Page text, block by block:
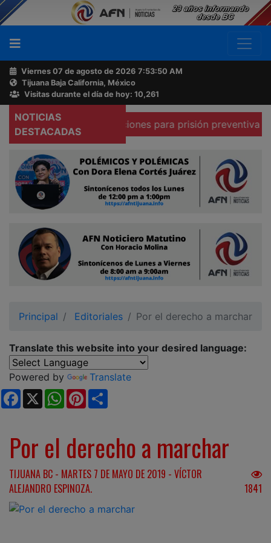
Viernes 07 de agosto de 2026 7:53:51 AM
Tijuana Baja California, México
Visitas durante el día de hoy: 10,261
NOTICIAS
DESTACADAS
existen condiciones para prisión preventiva
Principal Editoriales Por el derecho a marchar
Translate this website into your desired language:
Powered by
Translate
Facebook
X WhatsApp
Pinterest
Por el derecho a marchar
TIJUANA BC - MARTES 7 DE MAYO DE 2019 - VÍCTOR
ALEJANDRO ESPINOZA.
1841
Buscador
Acerca
de
AFN
Ventas
Contacto
Reportero
Ciudadano